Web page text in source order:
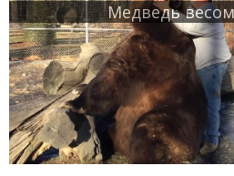
Медведь